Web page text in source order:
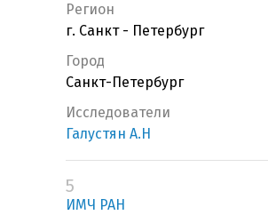
Регион
г. Санкт - Петербург
Город
Санкт-Петербург
Исследователи
Галустян А.Н
5
ИМЧ РАН